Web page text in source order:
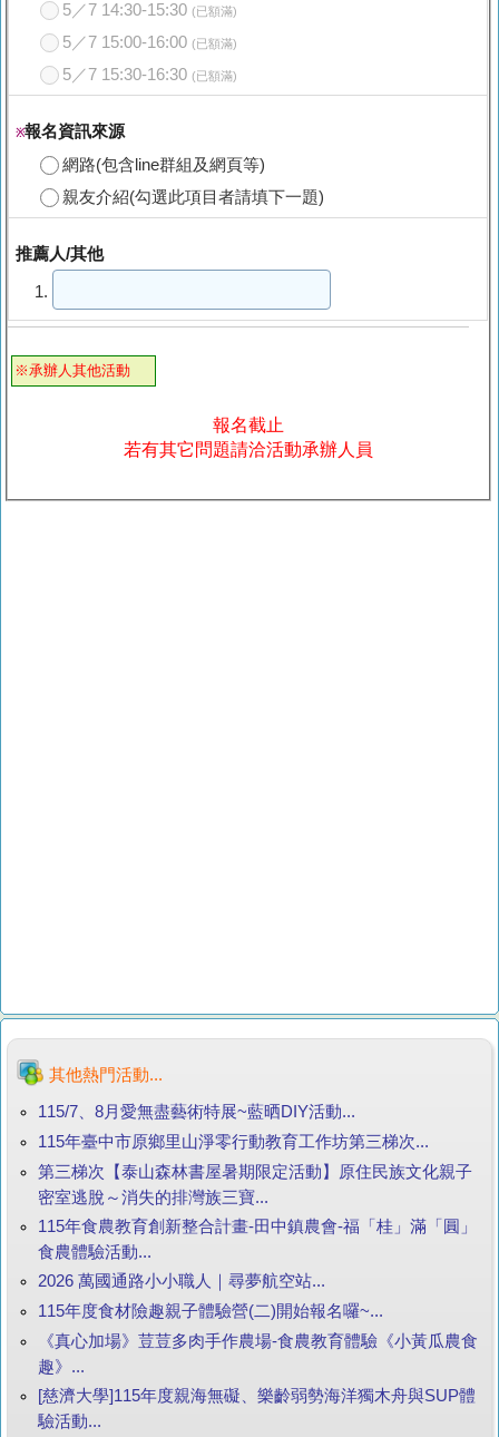
5／7 14:30-15:30 (已額滿)
5／7 15:00-16:00 (已額滿)
5／7 15:30-16:30 (已額滿)
※報名資訊來源
網路(包含line群組及網頁等)
親友介紹(勾選此項目者請填下一題)
推薦人/其他
1.
※承辦人其他活動
報名截止
若有其它問題請洽活動承辦人員
其他熱門活動...
115/7、8月愛無盡藝術特展~藍晒DIY活動...
115年臺中市原鄉里山淨零行動教育工作坊第三梯次...
第三梯次【泰山森林書屋暑期限定活動】原住民族文化親子
密室逃脫～消失的排灣族三寶...
115年食農教育創新整合計畫-田中鎮農會-福「桂」滿「圓」
食農體驗活動...
2026 萬國通路小小職人｜尋夢航空站...
115年度食材險趣親子體驗營(二)開始報名囉~...
《真心加場》荳荳多肉手作農場-食農教育體驗《小黃瓜農食
趣》...
[慈濟大學]115年度親海無礙、樂齡弱勢海洋獨木舟與SUP體
驗活動...